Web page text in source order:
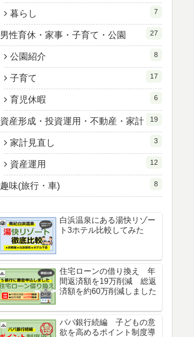
暮らし 7
男性育休・家事・子育て・公園 27
公園紹介 8
子育て 17
育児休暇 6
資産形成・投資運用・不動産・家計 19
家計見直し 3
資産運用 12
趣味(旅行・車) 8
白浜温泉にある湯快リゾー
ト3ホテル比較してみた
住宅ローンの借り換え 年
間返済額を19万削減 総返
済額を約60万削減しました
パパ銀行続編 子どもの意
欲を高めるポイント制度導